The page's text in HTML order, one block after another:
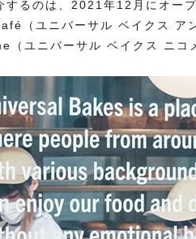
するのは、2021年12月にオー
（ユニバーサル ベイクス ア
ユニバーサル ベイクス ニコ